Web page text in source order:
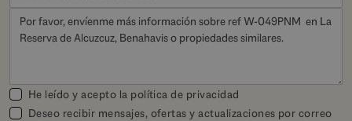
He leído y acepto la política de privacidad
Deseo recibir mensajes, ofertas y actualizaciones por correo